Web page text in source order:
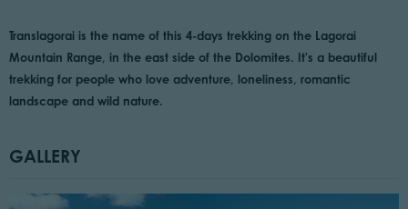
Translagorai is the name of this 4-days trekking on the Lagorai
Mountain Range, in the east side of the Dolomites. It's a beautiful
trekking for people who love adventure, loneliness, romantic
landscape and wild nature.
GALLERY